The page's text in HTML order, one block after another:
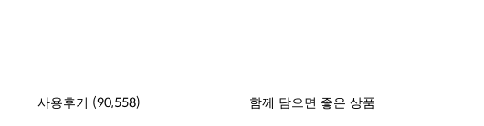
사용후기 (90,558) 함께 담으면 좋은 상품